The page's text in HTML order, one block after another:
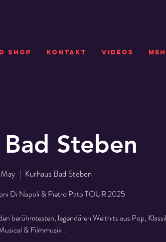
SHOP Kontakt VIDEOS
Steben
  |
Kurhaus Bad Steben
Di Napoli & Pietro Pato TOUR 2025
berühmtesten, legendären Welthits aus Pop,
& Filmmusik .